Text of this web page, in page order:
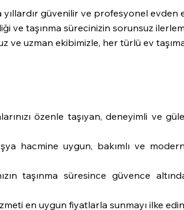
güvenilir ve profesyonel evden
ve taşınma sürecinizin sorunsuz
ve uzman ekibimizle, her türlü ev
özenle taşıyan, deneyimli ve
hacmine uygun, bakımlı ve
taşınma süresince güvence
en uygun fiyatlarla sunmayı ilke